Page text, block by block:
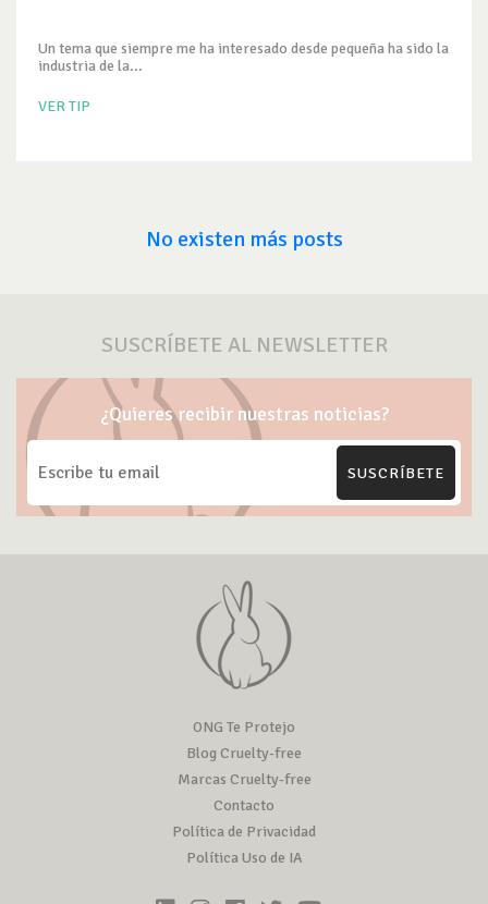
Un tema que siempre me ha interesado desde pequeña ha sido la
industria de la...
VER TIP
No existen más posts
SUSCRÍBETE AL NEWSLETTER
¿Quieres recibir nuestras noticias?
SUSCRÍBETE
ONG Te Protejo
Blog Cruelty-free
Marcas Cruelty-free
Contacto
Política de Privacidad
Política Uso de IA